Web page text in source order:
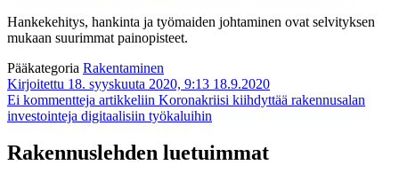
Hankekehitys, hankinta ja työmaiden johtaminen ovat selvityksen
mukaan suurimmat painopisteet.
Pääkategoria Rakentaminen
Kirjoitettu 18. syyskuuta 2020, 9:13 18.9.2020
Ei kommentteja artikkeliin Koronakriisi kiihdyttää rakennusalan
investointeja digitaalisiin työkaluihin
Rakennuslehden luetuimmat